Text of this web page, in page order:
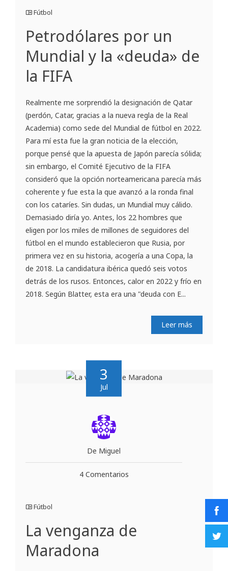
Fútbol
Petrodólares por un
Mundial y la «deuda» de
la FIFA
Realmente me sorprendió la designación de Qatar
(perdón, Catar, gracias a la nueva regla de la Real
Academia) como sede del Mundial de fútbol en 2022.
Para mí esta fue la gran noticia de la elección,
porque pensé que la apuesta de Japón parecía sólida;
sin embargo, el Comité Ejecutivo de la FIFA
consideró que la opción norteamericana parecía más
coherente y fue esta la que avanzó a la ronda final
con los cataríes. Sin dudas, un Mundial muy cálido.
Demasiado diría yo. Antes, los 22 hombres que
eligen por los miles de millones de seguidores del
fútbol en el mundo establecieron que Rusia, por
primera vez en su historia, acogería a una Copa, la
de 2018. La candidatura ibérica quedó seis votos
detrás de los rusos. Entonces, calor en 2022 y frío en
2018. Según Blatter, esta era una "deuda con E...
Leer más
3
Jul
De Miguel
4 Comentarios
Fútbol
La venganza de
Maradona